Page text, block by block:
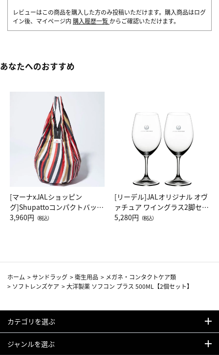
レビューはこの商品を購入した方のみ投稿いただけます。購入商品はログ
イン後、マイページ内 購入履歴一覧 からご確認いただけます。
あなたへのおすすめ
[マーナxJALショッピン
グ]Shupattoコンパクトバッグ
Drop JAL客室乗務員（LC）ス
3,960円 （税込）
[リーデル]JALオリジナル オヴ
ァチュア ワイングラス2脚セッ
ト（レッドワイン）
5,280円 （税込）
ホーム >サンドラッグ >衛生用品 > メガネ・コンタクトケア類
> ソフトレンズケア >大洋製薬 ソフコン プラス 500ML【2個セット】
カテゴリを選ぶ
ジャンルを選ぶ